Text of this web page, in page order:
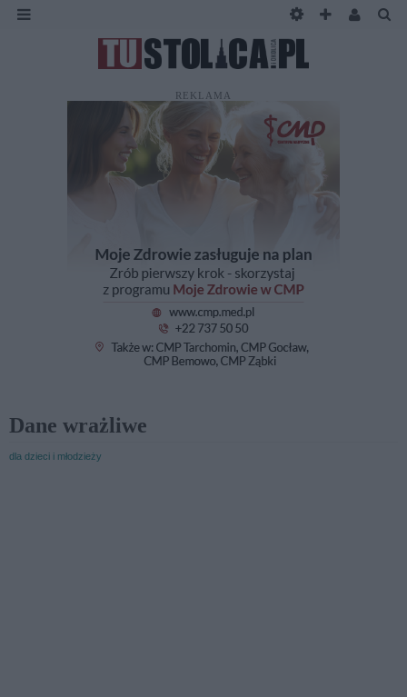
REKLAMA
Dane wrażliwe
dla dzieci i młodzieży